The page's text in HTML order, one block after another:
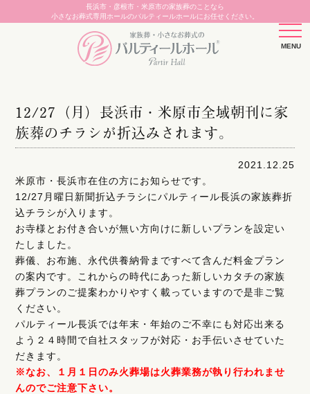
長浜市・彦根市・米原市の家族葬のことなら
小さなお葬式専用ホールのパルティールホールにお任せください。
12/27（月）長浜市・米原市全域朝刊に家
族葬のチラシが折込みされます。
2021.12.25
米原市・長浜市在住の方にお知らせです。
12/27月曜日新聞折込チラシにパルティール長浜の家族葬折
込チラシが入ります。
お寺様とお付き合いが無い方向けに新しいプランを設定い
たしました。
葬儀、お布施、永代供養納骨まですべて含んだ料金プラン
の案内です。これからの時代にあった新しいカタチの家族
葬プランのご提案わかりやすく載っていますので是非ご覧
ください。
パルティール長浜では年末・年始のご不幸にも対応出来る
よう２４時間で自社スタッフが対応・お手伝いさせていた
だきます。
※なお、１月１日のみ火葬場は火葬業務が執り行われませ
んのでご注意下さい。